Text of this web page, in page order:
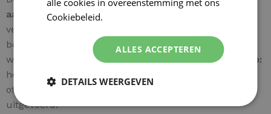
aardingsdraad van de mat
verbonden met de
betrouwbare installatie. Eenstap-voor-stap gids
wordt meegeleverd voor extra gebruiksgemak.
Let op:
het aansluiten van elektrische installaties dient
officieel door een
uitgevoerd.
alle cookies in overeenstemming met ons
Cookiebeleid.
ALLES ACCEPTEREN
DETAILS WEERGEVEN